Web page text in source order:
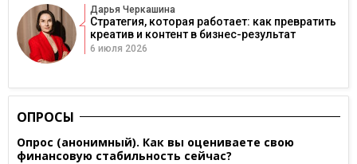
Дарья Черкашина
Стратегия, которая работает: как превратить
креатив и контент в бизнес-результат
6 июля 2026
ОПРОСЫ
Опрос (анонимный). Как вы оцениваете свою
финансовую стабильность сейчас?